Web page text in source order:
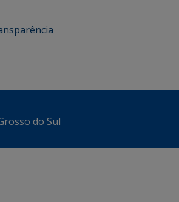
do Sul